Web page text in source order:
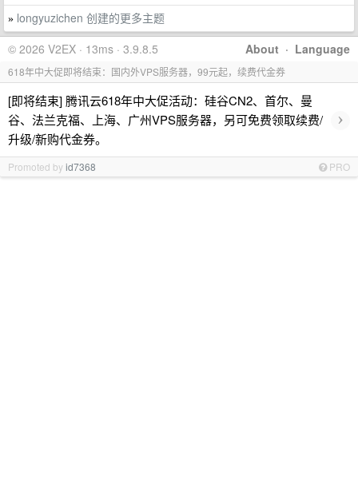
» longyuzichen 创建的更多主题
About · Language
© 2026 V2EX · 13ms · 3.9.8.5
618年中大促即将结束：国内外VPS服务器，99元起，续费代金券
[即将结束] 腾讯云618年中大促活动：硅谷CN2、首尔、曼
谷、法兰克福、上海、广州VPS服务器，另可免费领取续费/
升级/新购代金券。
›
Promoted byid7368 PRO